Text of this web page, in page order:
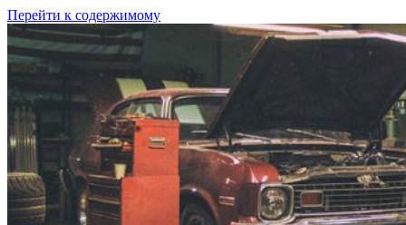
Перейти к содержимому